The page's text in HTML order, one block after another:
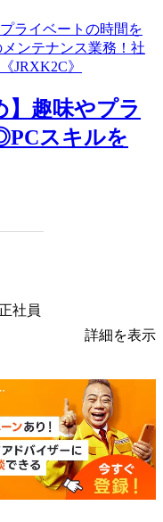
】趣味やプラ
スキルを
社員
詳細を表示